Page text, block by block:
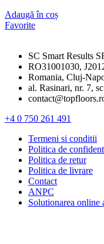
Adaugă în coș
Favorite
SC Smart Results
RO31001030,
Romania, Cluj-
al. Rasinari, nr. 7,
+4 0 750 261 491
Termeni si conditii
Politica de
Politica de retur
Politica de livrare
Contact
ANPC
Solutionarea